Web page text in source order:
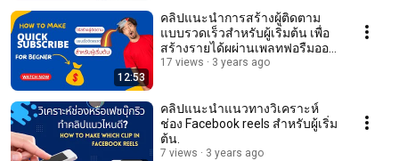
12:53
คลิปแนะนำการสร้างผู้ติดตาม
แบบรวดเร็วสำหรับผู้เริ่มต้น เพื่อ
สร้างรายได้ผผ่านเพลทฟอรืมออน
ไลน์
17 views 3 years ago
คลิปแนะนำแนวทางวิเคราะห์
ช่อง Facebook reels สำหรับผู้เริ่ม
ต้น.
7 views 3 years ago